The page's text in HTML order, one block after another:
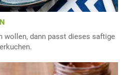
wollen, dann passt dieses saftige